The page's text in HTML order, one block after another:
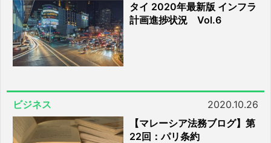
タイ 2020年最新版 インフラ
計画進捗状況 Vol.6
ビジネス
2020.10.26
【マレーシア法務ブログ】第
22回：パリ条約